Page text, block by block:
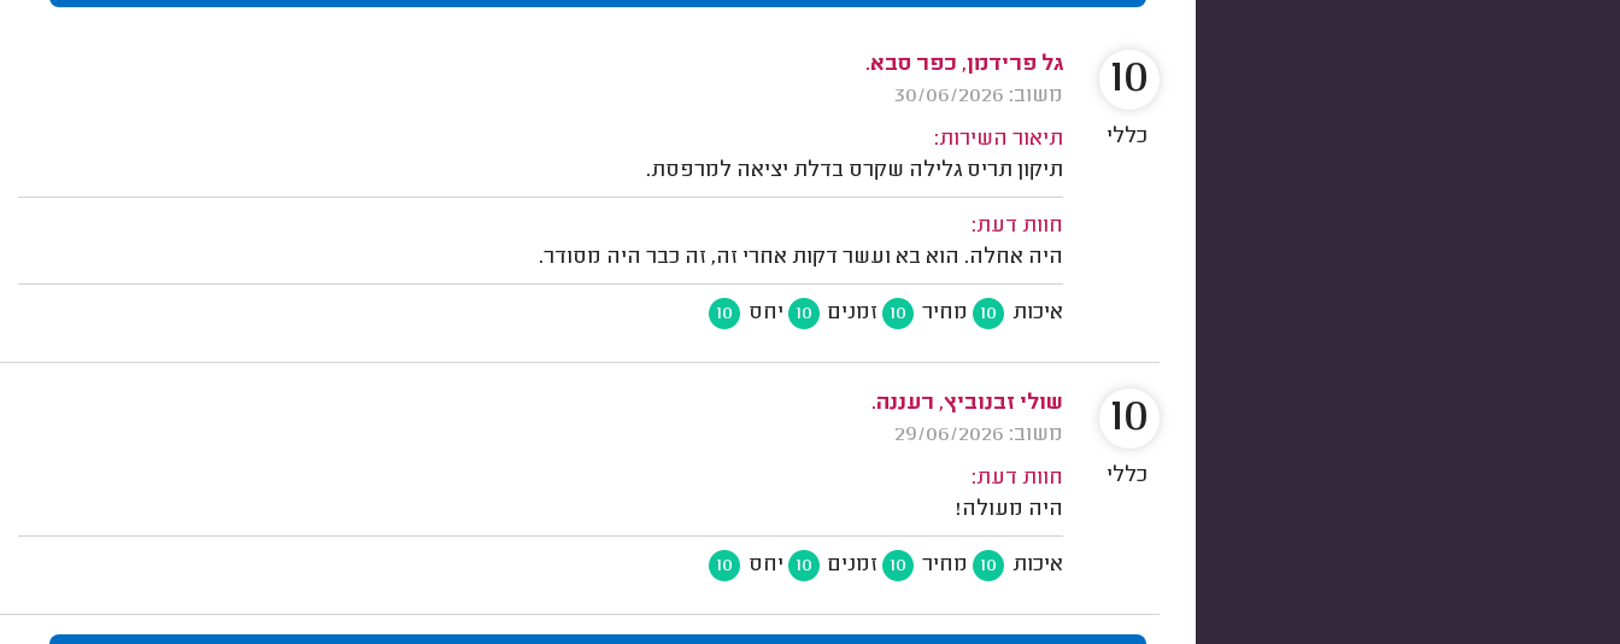
גל פרידמן, כפר סבא.
משוב: 30/06/2026
תיאור השירות:
תיקון תריס גלילה שקרס בדלת יציאה למרפסת.
חוות דעת:
היה אחלה. הוא בא ועשר דקות אחרי זה, זה כבר היה מסודר.
איכות 10 מחיר 10 זמנים 10 יחס 10
10
כללי
שולי זבנוביץ, רעננה.
משוב: 29/06/2026
חוות דעת:
היה מעולה!
איכות 10 מחיר 10 זמנים 10 יחס 10
10
כללי